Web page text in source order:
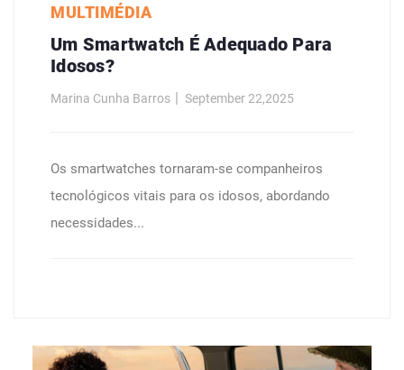
MULTIMÉDIA
Um Smartwatch É Adequado Para
Idosos?
Marina Cunha Barros September 22,2025
Os smartwatches tornaram-se companheiros
tecnológicos vitais para os idosos, abordando
necessidades...